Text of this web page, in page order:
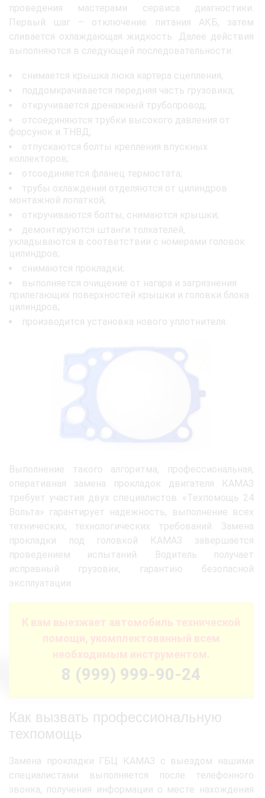
проведения мастерами сервиса диагностики.
Первый шаг – отключение питания АКБ, затем
сливается охлаждающая жидкость. Далее действия
выполняются в следующей последовательности:
снимается крышка люка картера сцепления;
поддомкрачивается передняя часть грузовика;
откручивается дренажный трубопровод;
отсоединяются трубки высокого давления от
форсунок и ТНВД;
отпускаются болты крепления впускных
коллекторов;
отсоединяется фланец термостата;
трубы охлаждения отделяются от цилиндров
монтажной лопаткой;
откручиваются болты, снимаются крышки;
демонтируются штанги толкателей,
укладываются в соответствии с номерами головок
цилиндров;
снимаются прокладки;
выполняется очищение от нагара и загрязнения
прилегающих поверхностей крышки и головки блока
цилиндров;
производится установка нового уплотнителя.
Выполнение такого алгоритма, профессиональная,
оперативная замена прокладок двигателя КАМАЗ
требует участия двух специалистов. «Техпомощь 24
Вольта» гарантирует надежность, выполнение всех
технических, технологических требований. Замена
прокладки под головкой КАМАЗ завершается
проведением испытаний. Водитель получает
исправный грузовик, гарантию безопасной
эксплуатации.
К вам выезжает автомобиль технической
помощи, укомплектованный всем
необходимым инструментом.
8 (999) 999-90-24
Как вызвать профессиональную
техпомощь
Замена прокладки ГБЦ КАМАЗ с выездом нашими
специалистами выполняется после телефонного
звонка, получения информации о месте нахождения